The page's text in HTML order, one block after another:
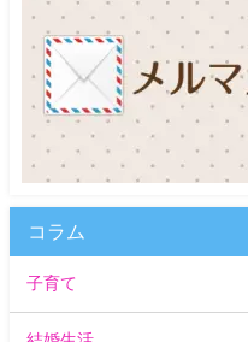
コラム
子育て